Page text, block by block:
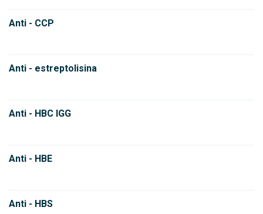
Anti - CCP
Anti - estreptolisina
Anti - HBC IGG
Anti - HBE
Anti - HBS